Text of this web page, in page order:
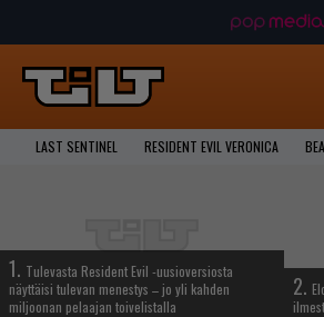
LAST SENTINEL RESIDENT EVIL VERONICA
1. Tulevasta Resident Evil -uusioversiosta
näyttäisi tulevan menestys – jo yli kahden
miljoonan pelaajan toivelistalla
2.